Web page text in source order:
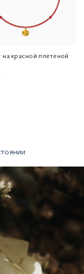
на красной плетеной